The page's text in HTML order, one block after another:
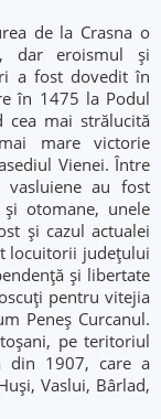
de la Crasna o
dar eroismul și
a fost dovedit în
în 1475 la Podul
cea mai strălucită
mare victorie
Vienei. Între
vasluiene au fost
otomane, unele
și cazul actualei
locuitorii județului
și libertate
pentru vitejia
Peneș Curcanul.
pe teritoriul
din 1907, care a
Vaslui, Bârlad,